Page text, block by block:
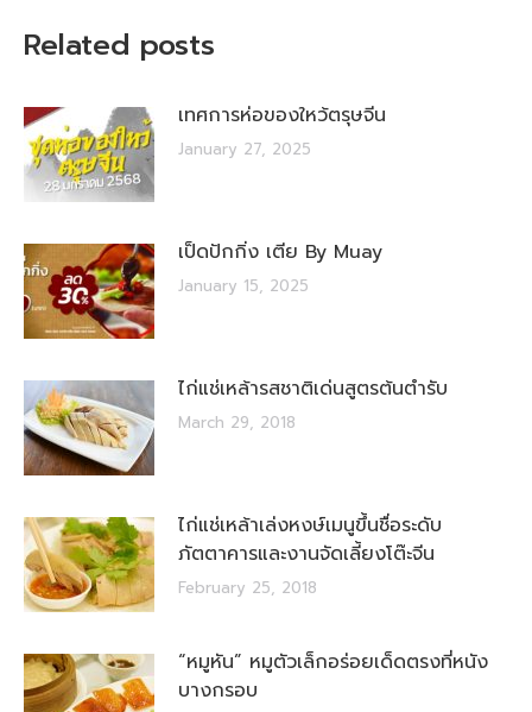
Related posts
เทศการห่อของใหว้ตรุษจีน
January 27, 2025
เป็ดปักกิ่ง เตีย By Muay
January 15, 2025
ไก่แช่เหล้ารสชาติเด่นสูตรต้นตำรับ
March 29, 2018
ไก่แช่เหล้าเล่งหงษ์เมนูขึ้นชื่อระดับ
ภัตตาคารและงานจัดเลี้ยงโต๊ะจีน
February 25, 2018
“หมูหัน” หมูตัวเล็กอร่อยเด็ดตรงที่หนัง
บางกรอบ